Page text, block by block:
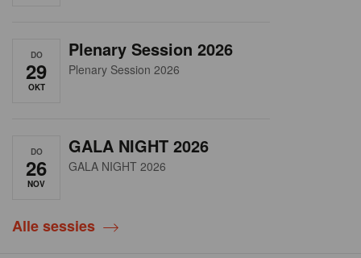
DO
29
OKT
Plenary Session 2026
Plenary Session 2026
DO
26
NOV
GALA NIGHT 2026
GALA NIGHT 2026
Alle sessies